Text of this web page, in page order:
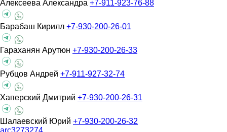
Алексеева Александра +7-911-923-76-88
Барабаш Кирилл +7-930-200-26-01
Гараханян Арутюн +7-930-200-26-33
Рубцов Андрей +7-911-927-32-74
Хаперский Дмитрий +7-930-200-26-31
Шалаевский Юрий +7-930-200-26-32
arc3273274